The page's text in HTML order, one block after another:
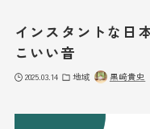
インスタントな日
こいい音
2025.03.14 地域 黒﨑貴史